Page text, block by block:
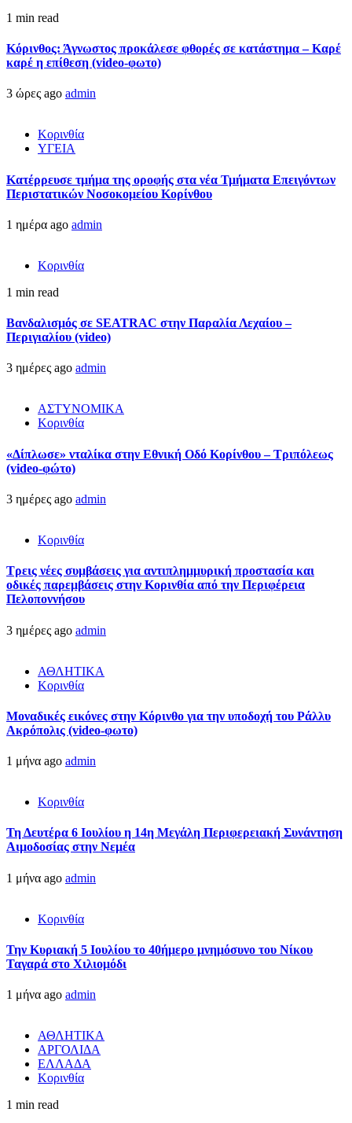
1 min read
Κόρινθος: Άγνωστος προκάλεσε φθορές σε κατάστημα – Καρέ
καρέ η επίθεση (video-φωτο)
3 ώρες ago admin
Κορινθία
ΥΓΕΙΑ
Kατέρρευσε τμήμα της οροφής στα νέα Τμήματα Επειγόντων
Περιστατικών Νοσοκομείου Κορίνθου
1 ημέρα ago admin
Κορινθία
1 min read
Βανδαλισμός σε SEATRAC στην Παραλία Λεχαίου –
Περιγιαλίου (video)
3 ημέρες ago admin
ΑΣΤΥΝΟΜΙΚΑ
Κορινθία
«Δίπλωσε» νταλίκα στην Εθνική Oδό Κορίνθου – Τριπόλεως
(video-φώτο)
3 ημέρες ago admin
Κορινθία
Τρεις νέες συμβάσεις για αντιπλημμυρική προστασία και
οδικές παρεμβάσεις στην Κορινθία από την Περιφέρεια
Πελοποννήσου
3 ημέρες ago admin
ΑΘΛΗΤΙΚΑ
Κορινθία
Μοναδικές εικόνες στην Κόρινθο για την υποδοχή του Ράλλυ
Ακρόπολις (video-φωτο)
1 μήνα ago admin
Κορινθία
Τη Δευτέρα 6 Ιουλίου η 14η Μεγάλη Περιφερειακή Συνάντηση
Αιμοδοσίας στην Νεμέα
1 μήνα ago admin
Κορινθία
Την Κυριακή 5 Ιουλίου το 40ήμερο μνημόσυνο του Νίκου
Ταγαρά στο Χιλιομόδι
1 μήνα ago admin
ΑΘΛΗΤΙΚΑ
ΑΡΓΟΛΙΔΑ
ΕΛΛΑΔΑ
Κορινθία
1 min read